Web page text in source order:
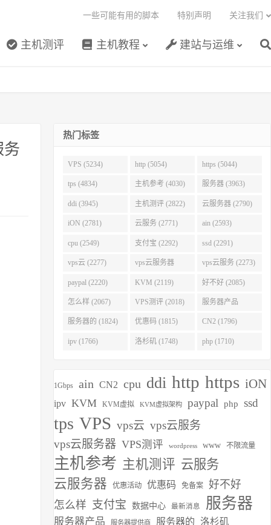
主机测评 主机教程 建站与运维
一些可能有用的脚本 特别声明 关注我们
务
热门标签
VPS (5234) http (5054) https (5044)
tps (4834) 主机参考 (4030) 服务器 (3963)
ddi (3945) 主机测评 (2822) 云服务器 (2790)
iON (2781) 云服务 (2771) ain (2593)
cpu (2549) 支付宝 (2292) ssd (2291)
vps云 (2277) vps云服务器
(2275)
vps云服务 (2273)
paypal (2220) KVM (2119) 好不好 (2085)
怎么样 (2067) VPS测评 (2018) 服务器产品
(1938)
服务器的 (1824) 优惠码 (1815) CN2 (1796)
ipv (1766) 洛杉矶 (1748) php (1710)
1Gbps ain CN2 cpu ddi http https iON
ipv KVM KVM虚拟 KVM虚拟架构 paypal php ssd
tps VPS vps云 vps云服务
vps云服务器 VPS测评 wordpress www 不限流量
主机参考 主机测评 云服务
云服务器
优惠活动 优惠码 免备案
好不好
怎么样 支付宝 数据中心 最新消息 服务器
服务器产品 服务器提供商 服务器的 洛杉矶